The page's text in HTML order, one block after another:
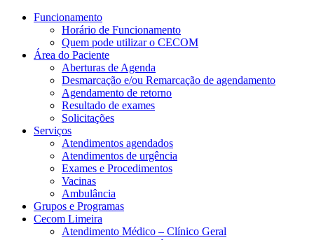
Funcionamento
Horário de Funcionamento
Quem pode utilizar o CECOM
Área do Paciente
Aberturas de Agenda
Desmarcação e/ou Remarcação de agendamento
Agendamento de retorno
Resultado de exames
Solicitações
Serviços
Atendimentos agendados
Atendimentos de urgência
Exames e Procedimentos
Vacinas
Ambulância
Grupos e Programas
Cecom Limeira
Atendimento Médico – Clínico Geral